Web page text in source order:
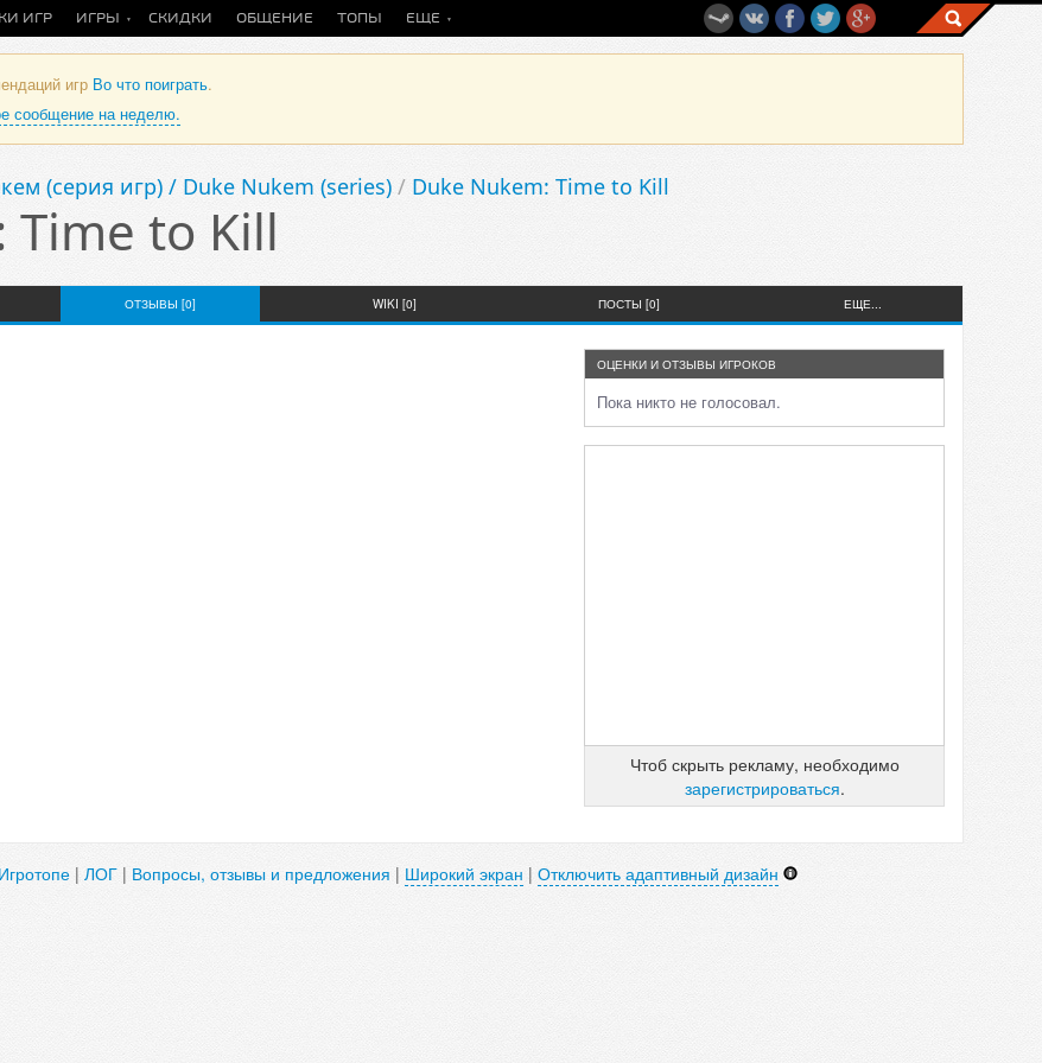
ИГР ИГРЫ СКИДКИ ОБЩЕНИЕ ТОПЫ ЕЩЕ
игр Во что поиграть.
сообщение на неделю.
(серия игр) / Duke Nukem (series) / Duke Nukem: Time to Kill
Time to Kill
ОТЗЫВЫ [0] WIKI [0] ПОСТЫ [0] ЕЩЕ...
ОЦЕНКИ И ОТЗЫВЫ ИГРОКОВ
Пока никто не голосовал.
Чтоб скрыть рекламу, необходимо
зарегистрироваться.
| ЛОГ | Вопросы, отзывы и предложения | Широкий экран | Отключить адаптивный дизайн